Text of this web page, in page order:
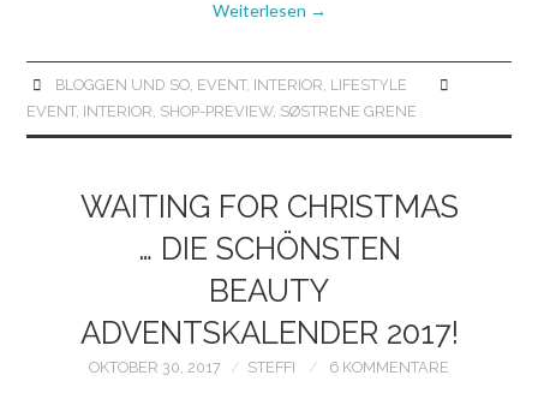
Weiterlesen →
BLOGGEN UND SO, EVENT, INTERIOR LIFESTYLE
EVENT, INTERIOR SHOP-PREVIEW, SØSTRENE GRENE
WAITING FOR CHRISTMAS
… DIE SCHÖNSTEN
BEAUTY
ADVENTSKALENDER 2017!
OKTOBER 30, 2017 STEFFI 6 KOMMENTARE